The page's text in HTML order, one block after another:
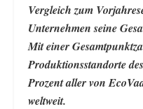
Vergleich zum
Unternehmen seine
Mit einer
Produktionsstandorte
Prozent aller von
weltweit.